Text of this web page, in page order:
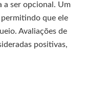
a ser opcional. Um
que ele
Avaliações de
positivas,